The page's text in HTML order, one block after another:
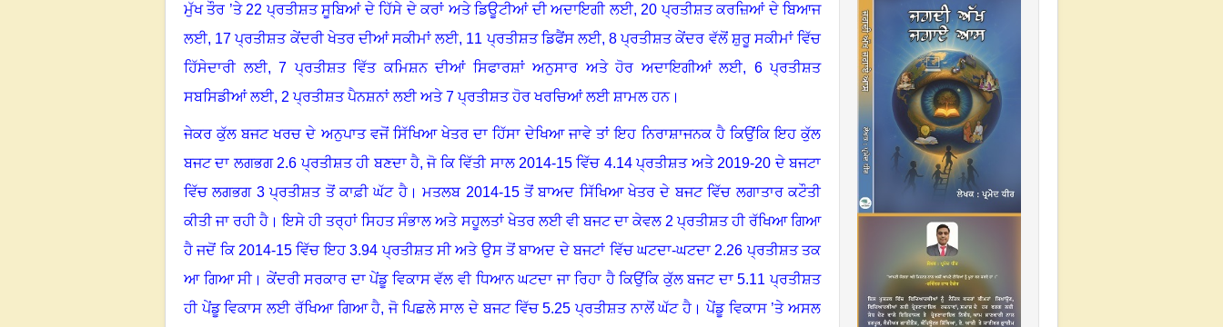
ਮੁੱਖ ਤੌਰ ’ਤੇ 22 ਪ੍ਰਤੀਸ਼ਤ ਸੂਬਿਆਂ ਦੇ ਹਿੱਸੇ ਦੇ ਕਰਾਂ ਅਤੇ ਡਿਊਟੀਆਂ ਦੀ ਅਦਾਇਗੀ ਲਈ, 20 ਪ੍ਰਤੀਸ਼ਤ ਕਰਜ਼ਿਆਂ ਦੇ ਬਿਆਜ
ਲਈ, 17ਪ੍ਰਤੀਸ਼ਤ ਕੇਂਦਰੀ ਖੇਤਰ ਦੀਆਂ ਸਕੀਮਾਂ ਲਈ, 11 ਪ੍ਰਤੀਸ਼ਤ ਡਿਫੈਂਸ ਲਈ, 8ਪ੍ਰਤੀਸ਼ਤ ਕੇਂਦਰ ਵੱਲੋਂ ਸ਼ੁਰੂ ਸਕੀਮਾਂ ਵਿੱਚ
ਹਿੱਸੇਦਾਰੀ ਲਈ, 7 ਪ੍ਰਤੀਸ਼ਤ ਵਿੱਤ ਕਮਿਸ਼ਨ ਦੀਆਂ ਸਿਫਾਰਸ਼ਾਂ ਅਨੁਸਾਰ ਅਤੇ ਹੋਰ ਅਦਾਇਗੀਆਂ ਲਈ, 6ਪ੍ਰਤੀਸ਼ਤ
ਸਬਸਿਡੀਆਂ ਲਈ, 2 ਪ੍ਰਤੀਸ਼ਤ ਪੈਨਸ਼ਨਾਂ ਲਈ ਅਤੇ7ਪ੍ਰਤੀਸ਼ਤ ਹੋਰ ਖਰਚਿਆਂ ਲਈ ਸ਼ਾਮਲ ਹਨ।
ਜੇਕਰ ਕੁੱਲ ਬਜਟ ਖਰਚ ਦੇ ਅਨੁਪਾਤ ਵਜੋਂ ਸਿੱਖਿਆ ਖੇਤਰ ਦਾ ਹਿੱਸਾ ਦੇਖਿਆ ਜਾਵੇ ਤਾਂ ਇਹ ਨਿਰਾਸ਼ਾਜਨਕ ਹੈ ਕਿਉਂਕਿ ਇਹ ਕੁੱਲ
ਬਜਟ ਦਾ ਲਗਭਗ 2.6 ਪ੍ਰਤੀਸ਼ਤ ਹੀ ਬਣਦਾ ਹੈ,ਜੋ ਕਿ ਵਿੱਤੀ ਸਾਲ 2014-15 ਵਿੱਚ 4.14ਪ੍ਰਤੀਸ਼ਤ ਅਤੇ 2019-20 ਦੇ ਬਜਟਾ
ਵਿੱਚ ਲਗਭਗ 3ਪ੍ਰਤੀਸ਼ਤ ਤੋਂ ਕਾਫ਼ੀ ਘੱਟ ਹੈ।ਮਤਲਬ 2014-15ਤੋਂ ਬਾਅਦ ਸਿੱਖਿਆ ਖੇਤਰ ਦੇ ਬਜਟ ਵਿੱਚ ਲਗਾਤਾਰ ਕਟੌਤੀ
ਕੀਤੀ ਜਾ ਰਹੀ ਹੈ ।ਇਸੇ ਹੀ ਤਰ੍ਹਾਂ ਸਿਹਤ ਸੰਭਾਲ ਅਤੇ ਸਹੂਲਤਾਂ ਖੇਤਰ ਲਈ ਵੀ ਬਜਟ ਦਾ ਕੇਵਲ 2 ਪ੍ਰਤੀਸ਼ਤ ਹੀ ਰੱਖਿਆ ਗਿਆ
ਹੈ ਜਦੋਂ ਕਿ 2014-15 ਵਿੱਚ ਇਹ3.94 ਪ੍ਰਤੀਸ਼ਤ ਸੀ ਅਤੇ ਉਸ ਤੋਂ ਬਾਅਦ ਦੇ ਬਜਟਾਂ ਵਿੱਚ ਘਟਦਾ-ਘਟਦਾ 2.26 ਪ੍ਰਤੀਸ਼ਤ ਤਕ
ਆ ਗਿਆ ਸੀ।ਕੇਂਦਰੀ ਸਰਕਾਰ ਦਾ ਪੇਂਡੂ ਵਿਕਾਸ ਵੱਲ ਵੀ ਧਿਆਨ ਘਟਦਾ ਜਾ ਰਿਹਾ ਹੈ ਕਿਉਂਕਿ ਕੁੱਲ ਬਜਟ ਦਾ5.11 ਪ੍ਰਤੀਸ਼ਤ
ਹੀ ਪੇਂਡੂ ਵਿਕਾਸ ਲਈ ਰੱਖਿਆ ਗਿਆ ਹੈ, ਜੋ ਪਿਛਲੇ ਸਾਲ ਦੇ ਬਜਟ ਵਿੱਚ5.25 ਪ੍ਰਤੀਸ਼ਤ ਨਾਲੋਂ ਘੱਟ ਹੈ ।ਪੇਂਡੂ ਵਿਕਾਸ ’ਤੇ ਅਸਲ